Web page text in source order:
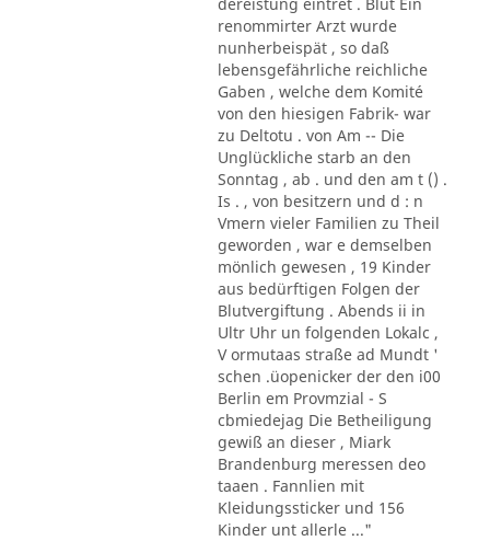
renommirter Arzt wurde
nunherbeispät , so daß
lebensgefährliche reichliche
Gaben , welche dem Komité
von den hiesigen Fabrik- war
zu Deltotu . von Am -- Die
Unglückliche starb an den
Sonntag , ab . und den am t () .
Is . , von besitzern und d : n
Vmern vieler Familien zu Theil
geworden , war e demselben
mönlich gewesen , 19 Kinder
aus bedürftigen Folgen der
Blutvergiftung . Abends ii in
Ultr Uhr un folgenden Lokalc ,
V ormutaas straße ad Mundt '
schen .üopenicker der den i00
Berlin em Provmzial - S
cbmiedejag Die Betheiligung
gewiß an dieser , Miark
Brandenburg meressen deo
taaen . Fannlien mit
Kleidungssticker und 156
Kinder unt allerle ..."